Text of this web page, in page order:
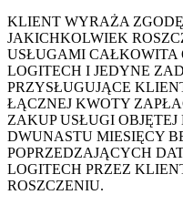
KLIENT WYRAŻA
JAKICHKOLWIEK
USŁUGAMI CAŁKOWITA
LOGITECH I JEDYNE
PRZYSŁUGUJĄCE
ŁĄCZNEJ KWOTY
ZAKUP USŁUGI
DWUNASTU MIESIĘCY
POPRZEDZAJĄCYCH
LOGITECH PRZEZ
ROSZCZENIU.